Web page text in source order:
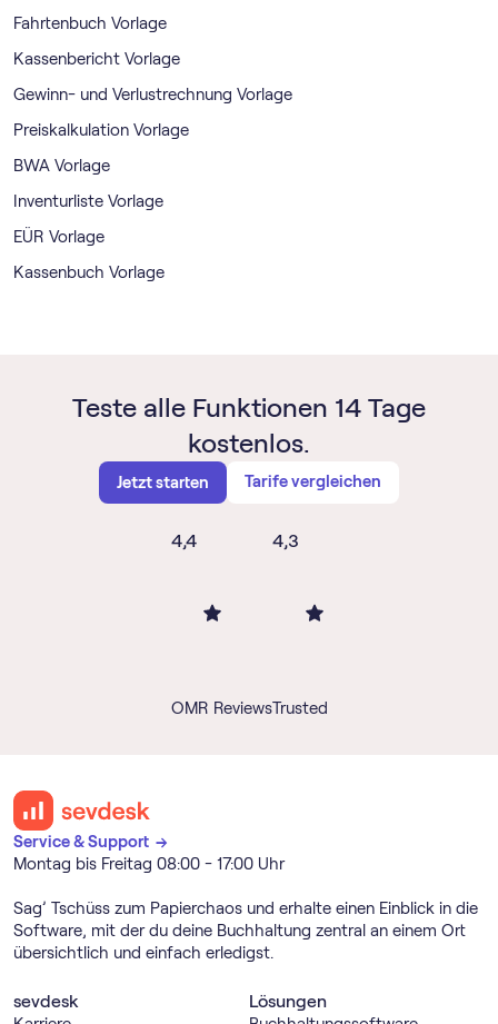
Fahrtenbuch Vorlage
Kassenbericht Vorlage
Gewinn- und Verlustrechnung Vorlage
Preiskalkulation Vorlage
BWA Vorlage
Inventurliste Vorlage
EÜR Vorlage
Kassenbuch Vorlage
Teste alle Funktionen 14 Tage
kostenlos.
Jetzt starten Tarife vergleichen
4,4
OMR Reviews
4,3
Trusted
Service & Support →
Montag bis Freitag 08:00 - 17:00 Uhr
Sag’ Tschüss zum Papierchaos und erhalte einen Einblick in die
Software, mit der du deine Buchhaltung zentral an einem Ort
übersichtlich und einfach erledigst.
sevdesk Lösungen